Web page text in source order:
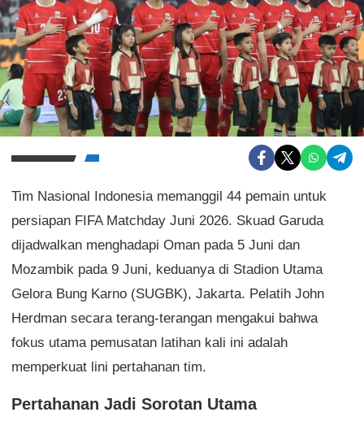
Tim Nasional Indonesia memanggil 44 pemain untuk
persiapan FIFA Matchday Juni 2026. Skuad Garuda
dijadwalkan menghadapi Oman pada 5 Juni dan
Mozambik pada 9 Juni, keduanya di Stadion Utama
Gelora Bung Karno (SUGBK), Jakarta. Pelatih John
Herdman secara terang-terangan mengakui bahwa
fokus utama pemusatan latihan kali ini adalah
memperkuat lini pertahanan tim.
Pertahanan Jadi Sorotan Utama